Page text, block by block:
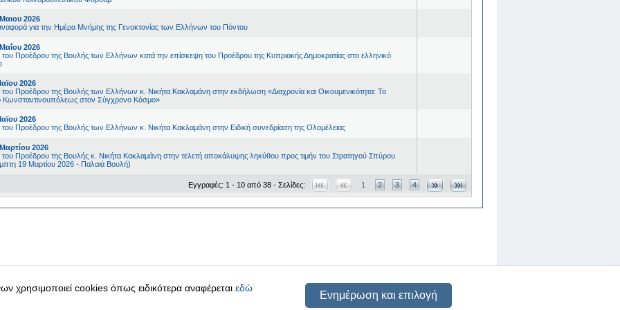
2026
για την Ημέρα Μνήμης της Γενοκτονίας των Ελλήνων του Πόντου
2026
του Προέδρου της Βουλής των Ελλήνων κατά την επίσκεψη του Προέδρου της Kυπριακής Δημοκρατίας στο ελληνικό
2026
του Προέδρου της Βουλής των Ελλήνων κ. Νικήτα Κακλαμάνη στην εκδήλωση «Διαχρονία και Οικουμενικότητα: Το
Κωνσταντινουπόλεως στον Σύγχρονο Κόσμο»
2026
του Προέδρου της Βουλής των Ελλήνων κ. Νικήτα Κακλαμάνη στην Ειδική συνεδρίαση της Ολομέλειας
2026
του Προέδρου της Βουλής κ. Νικήτα Κακλαμάνη στην τελετή αποκάλυψης ληκύθου προς τιμήν του Στρατηγού Σπύρου
19 Μαρτίου 2026 - Παλαιά Βουλή)
Εγγραφές: 1 - 10 από 38 - Σελίδες: 1 2 3 4
δεδομένα|Ασφάλεια & Πρόσβαση|
χρησιμοποιεί cookies όπως ειδικότερα αναφέρεται εδώ
Ενημέρωση και επιλογή